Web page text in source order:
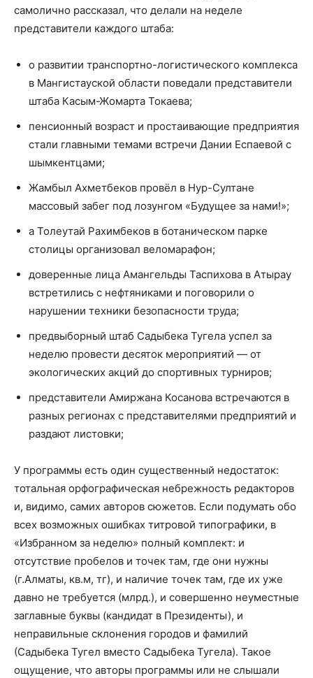
самолично рассказал, что делали на неделе
представители каждого штаба:
о развитии транспортно-логистического комплекса
в Мангистауской области поведали представители
штаба Касым-Жомарта Токаева;
пенсионный возраст и простаивающие предприятия
стали главными темами встречи Дании Еспаевой с
шымкентцами;
Жамбыл Ахметбеков провёл в Нур-Султане
массовый забег под лозунгом «Будущее за нами!»;
а Толеутай Рахимбеков в ботаническом парке
столицы организовал веломарафон;
доверенные лица Амангельды Таспихова в Атырау
встретились с нефтяниками и поговорили о
нарушении техники безопасности труда;
предвыборный штаб Садыбека Тугела успел за
неделю провести десяток мероприятий — от
экологических акций до спортивных турниров;
представители Амиржана Косанова встречаются в
разных регионах с представителями предприятий и
раздают листовки;
У программы есть один существенный недостаток:
тотальная орфографическая небрежность редакторов
и, видимо, самих авторов сюжетов. Если подумать обо
всех возможных ошибках титровой типографики, в
«Избранном за неделю» полный комплект: и
отсутствие пробелов и точек там, где они нужны
(г.Алматы, кв.м, тг), и наличие точек там, где их уже
давно не требуется (млрд.), и совершенно неуместные
заглавные буквы (кандидат в Президенты), и
неправильные склонения городов и фамилий
(Садыбека Тугел вместо Садыбека Тугела). Такое
ощущение, что авторы программы или не слышали